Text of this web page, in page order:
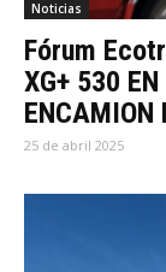
Noticias
Fórum
XG+ 530 EN
ENCAMION
25 de abril 2025